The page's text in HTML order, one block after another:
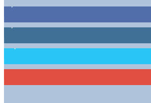
1,662 Follower
15,658 Follower
461 Abonnenten